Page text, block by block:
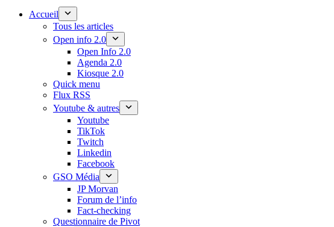
Accueil
Tous les articles
Open info 2.0
Open Info 2.0
Agenda 2.0
Kiosque 2.0
Quick menu
Flux RSS
Youtube & autres
Youtube
TikTok
Twitch
Linkedin
Facebook
GSO Média
JP Morvan
Forum de l’info
Fact-checking
Questionnaire de Pivot